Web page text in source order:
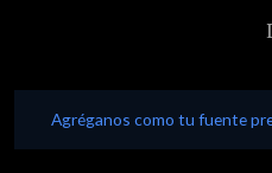
Agréganos como tu fuente